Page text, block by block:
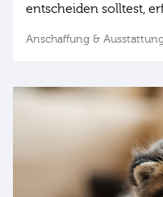
entscheiden solltest,
Anschaffung &